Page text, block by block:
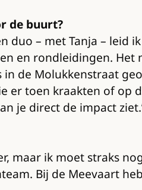
de buurt?
duo – met Tanja –
en rondleidingen. Het
de Molukkenstraat
er toen kraakten of op
je direct de impact
maar ik moet straks
Bij de Meevaart